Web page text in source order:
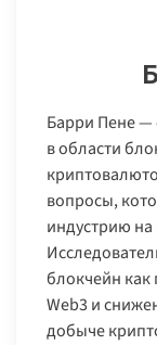
Барри Пене —
в области
вопросы,
индустрию
блокчейн как
Web3 и
добыче